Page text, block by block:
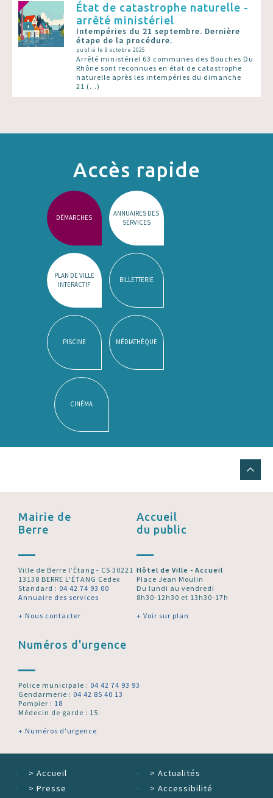
État de catastrophe naturelle -
arrêté ministériel
Intempéries du 21 septembre. Dernière
étape de la procédure.
publié le 9 octobre 2025
Arrêté ministériel 63 communes des Bouches Du
Rhône sont reconnues en état de catastrophe
naturelle après les intempéries du dimanche
21 (…)
Accès rapide
DÉMARCHES
ANNUAIRES DES
SERVICES
PLAN DE VILLE
INTERACTIF
BILLETTERIE
PISCINE MÉDIATHÈQUE
CINÉMA
Mairie de
Berre
Ville de Berre l’Étang - CS 30221
13138 BERRE L'ÉTANG Cedex
Standard : 04 42 74 93 00
Annuaire des services
+ Nous contacter
Accueil
du public
Hôtel de Ville - Accueil
Place Jean Moulin
Du lundi au vendredi
8h30-12h30 et 13h30-17h
+ Voir sur plan
Numéros d'urgence
Police municipale : 04 42 74 93 93
Gendarmerie : 04 42 85 40 13
Pompier : 18
Médecin de garde : 15
+ Numéros d'urgence
> Accueil > Actualités
> Presse > Accessibilité